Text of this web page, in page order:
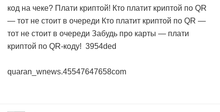
код на чеке? Плати криптой! Кто платит криптой по QR
— тот не стоит в очереди Кто платит криптой по QR —
тот не стоит в очереди Забудь про карты — плати
криптой по QR-коду! 3954ded
quaran_wnews.45547647658com